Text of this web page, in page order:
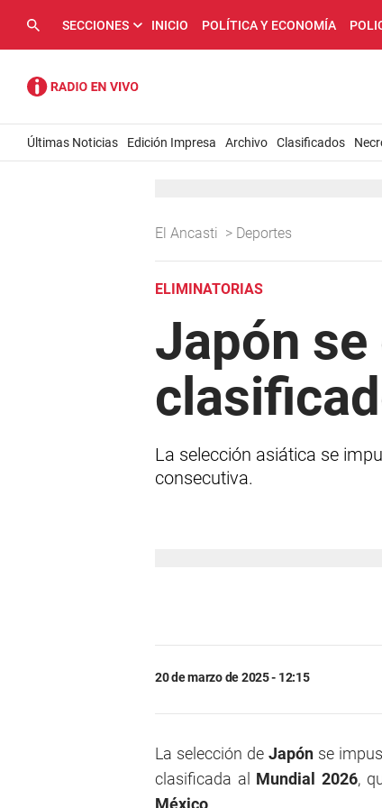
SECCIONES INICIO POLÍTICA Y ECONOMÍA
Últimas Noticias Edición Impresa Archivo Clasificados
El Ancasti > Deportes
ELIMINATORIAS
Japón
La selección asiática se
consecutiva.
20 de marzo de 2025 - 12:15
La selección deJapónse
clasificada al Mundial 2026,
México